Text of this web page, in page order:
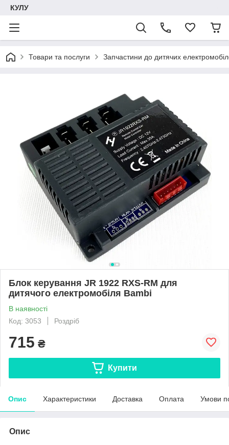
КУЛУ
Товари та послуги Запчастини до дитячих
Блок керування JR 1922 RXS-RM для
дитячого електромобіля Bambi
В наявності
Код: 3053
Роздріб
715 ₴
Купити
Опис Характеристики Доставка Оплата Умови
Опис